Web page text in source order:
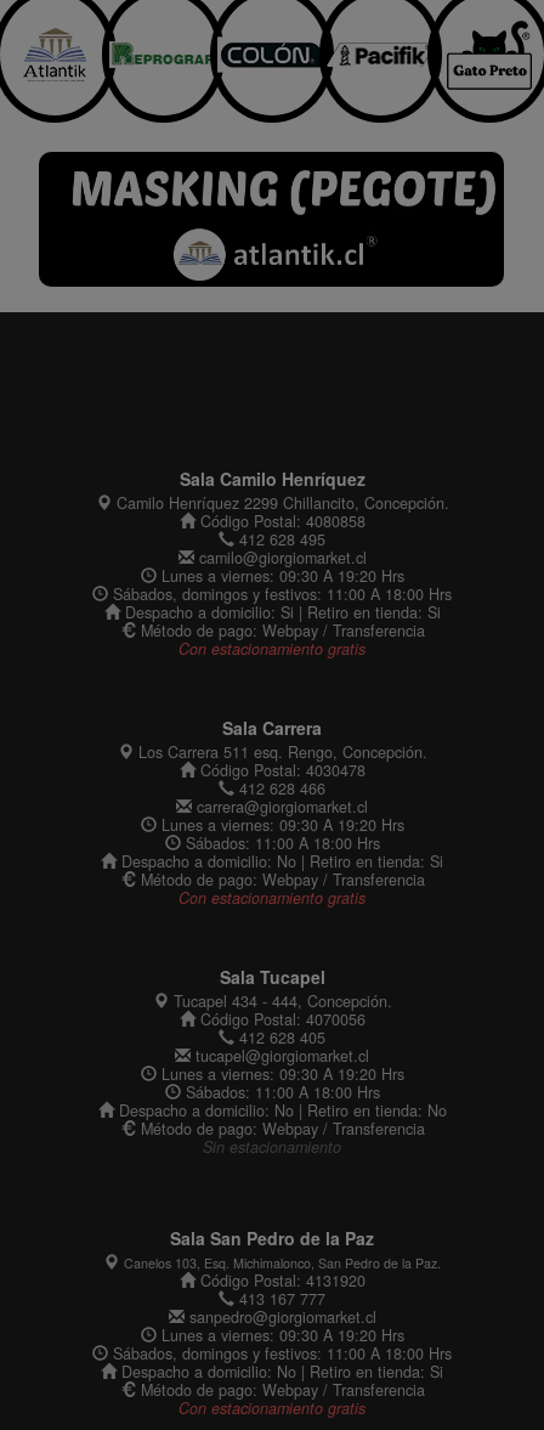
Sala Camilo Henríquez
Camilo Henríquez 2299 Chillancito, Concepción.
Código Postal: 4080858
412 628 495
camilo@giorgiomarket.cl
Lunes a viernes: 09:30 A 19:20 Hrs
Sábados, domingos y festivos: 11:00 A 18:00 Hrs
Despacho a domicilio: Si | Retiro en tienda: Si
Método de pago: Webpay / Transferencia
Con estacionamiento gratis
Sala Carrera
Los Carrera 511 esq. Rengo, Concepción.
Código Postal: 4030478
412 628 466
carrera@giorgiomarket.cl
Lunes a viernes: 09:30 A 19:20 Hrs
Sábados: 11:00 A 18:00 Hrs
Despacho a domicilio: No | Retiro en tienda: Si
Método de pago: Webpay / Transferencia
Con estacionamiento gratis
Sala Tucapel
Tucapel 434 - 444, Concepción.
Código Postal: 4070056
412 628 405
tucapel@giorgiomarket.cl
Lunes a viernes: 09:30 A 19:20 Hrs
Sábados: 11:00 A 18:00 Hrs
Despacho a domicilio: No | Retiro en tienda: No
Método de pago: Webpay / Transferencia
Sin estacionamiento
Sala San Pedro de la Paz
Canelos 103, Esq. Michimalonco, San Pedro de la Paz.
Código Postal: 4131920
413 167 777
sanpedro@giorgiomarket.cl
Lunes a viernes: 09:30 A 19:20 Hrs
Sábados, domingos y festivos: 11:00 A 18:00 Hrs
Despacho a domicilio: No | Retiro en tienda: Si
Método de pago: Webpay / Transferencia
Con estacionamiento gratis